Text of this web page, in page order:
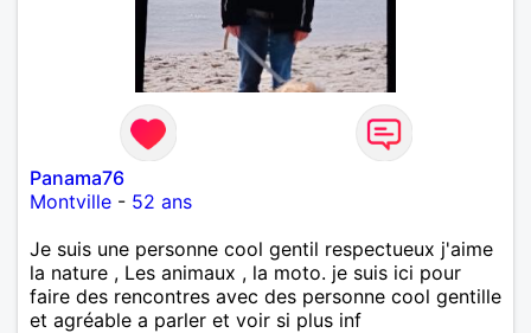
Panama76
Montville - 52 ans
Je suis une personne cool gentil respectueux j'aime
la nature , Les animaux , la moto. je suis ici pour
faire des rencontres avec des personne cool gentille
et agréable a parler et voir si plus inf